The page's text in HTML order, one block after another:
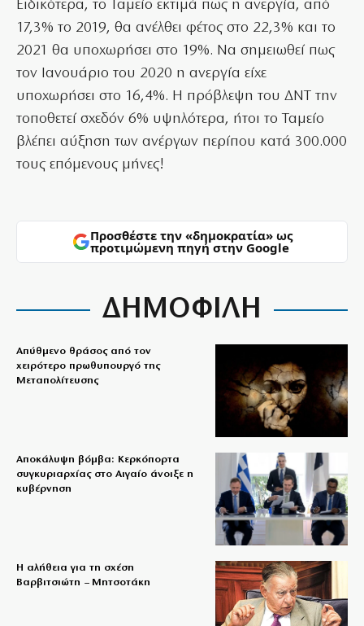
Ειδικότερα, το Ταμείο εκτιμά πως η ανεργία, από
17,3% το 2019, θα ανέλθει φέτος στο 22,3% και το
2021 θα υποχωρήσει στο 19%. Να σημειωθεί πως
τον Ιανουάριο του 2020 η ανεργία είχε
υποχωρήσει στο 16,4%. Η πρόβλεψη του ΔΝΤ την
τοποθετεί σχεδόν 6% υψηλότερα, ήτοι το Ταμείο
βλέπει αύξηση των ανέργων περίπου κατά 300.000
τους επόμενους μήνες!
Προσθέστε την «δημοκρατία» ως
προτιμώμενη πηγή στην Google
ΔΗΜΟΦΙΛΗ
Απύθμενο θράσος από τον
χειρότερο πρωθυπουργό της
Μεταπολίτευσης
Αποκάλυψη βόμβα: Κερκόπορτα
συγκυριαρχίας στο Αιγαίο άνοιξε η
κυβέρνηση
Η αλήθεια για τη σχέση
Βαρβιτσιώτη – Μητσοτάκη